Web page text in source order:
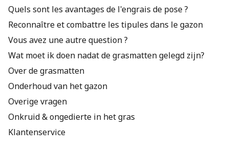
Quels sont les avantages de l'engrais de pose ?
Reconnaître et combattre les tipules dans le gazon
Vous avez une autre question ?
Wat moet ik doen nadat de grasmatten gelegd zijn?
Over de grasmatten
Onderhoud van het gazon
Overige vragen
Onkruid & ongedierte in het gras
Klantenservice